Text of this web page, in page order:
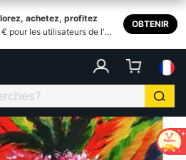
achetez, profitez
pour les utilisateurs de l'ap
OBTENIR